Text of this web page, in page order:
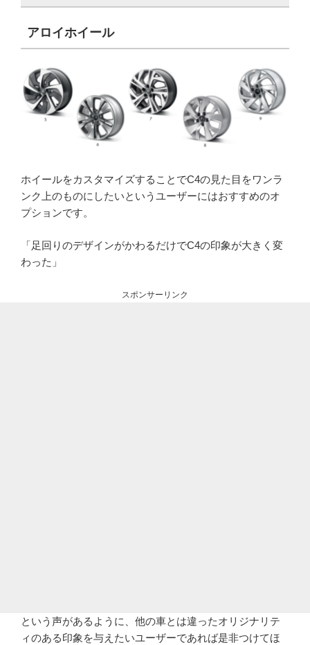
アロイホイール
ホイールをカスタマイズすることでC4の見た目をワンラ
ンク上のものにしたいというユーザーにはおすすめのオ
プションです。
「足回りのデザインがかわるだけでC4の印象が大きく変
わった」
スポンサーリンク
という声があるように、他の車とは違ったオリジナリテ
ィのある印象を与えたいユーザーであれば是非つけてほ